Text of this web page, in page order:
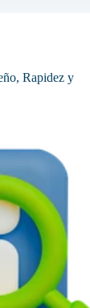
Rapidez y